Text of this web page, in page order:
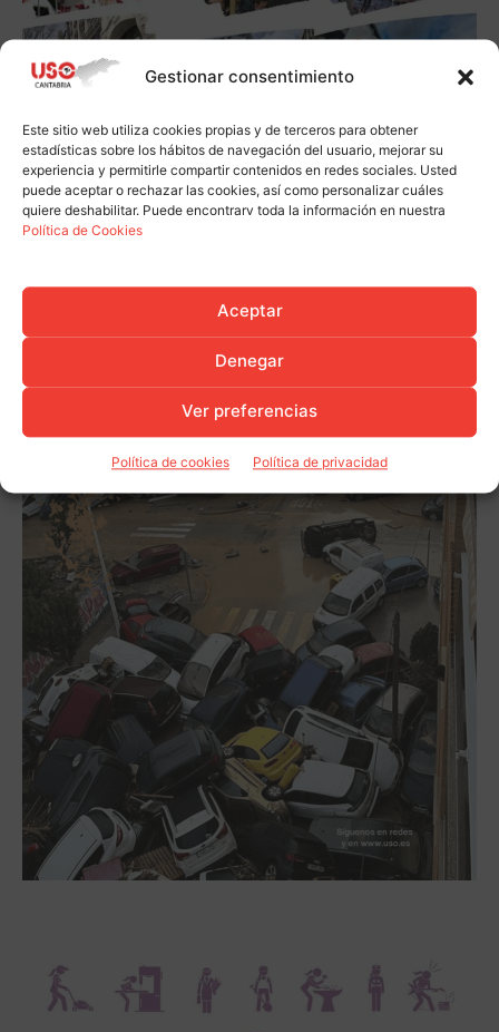
Gestionar consentimiento
Este sitio web utiliza cookies propias y de terceros para obtener
estadísticas sobre los hábitos de navegación del usuario, mejorar su
experiencia y permitirle compartir contenidos en redes sociales. Usted
puede aceptar o rechazar las cookies, así como personalizar cuáles
quiere deshabilitar. Puede encontrarv toda la información en nuestra
Política de Cookies
Aceptar
Denegar
Ver preferencias
Política de cookies Política de privacidad